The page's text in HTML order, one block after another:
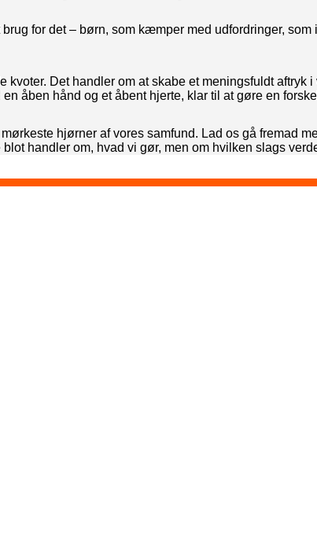
for det – børn, som kæmper med udfordringer,
Det handler om at skabe et meningsfuldt aftryk
åben hånd og et åbent hjerte, klar til at gøre en
hjørner af vores samfund. Lad os gå fremad
handler om, hvad vi gør, men om hvilken slags